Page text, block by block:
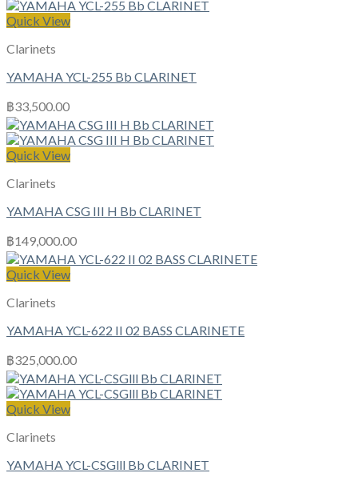
Quick View
Clarinets
YAMAHA YCL-255 Bb CLARINET
฿33,500.00
Quick View
Clarinets
YAMAHA CSG III H Bb CLARINET
฿149,000.00
Quick View
Clarinets
YAMAHA YCL-622 II 02 BASS CLARINETE
฿325,000.00
Quick View
Clarinets
YAMAHA YCL-CSGlll Bb CLARINET